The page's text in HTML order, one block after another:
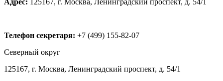
Адрес: 125167, г. Москва, Ленинградский проспект, д. 54/1
Телефон секретаря: +7 (499) 155-82-07
Северный округ
125167, г. Москва, Ленинградский проспект, д. 54/1